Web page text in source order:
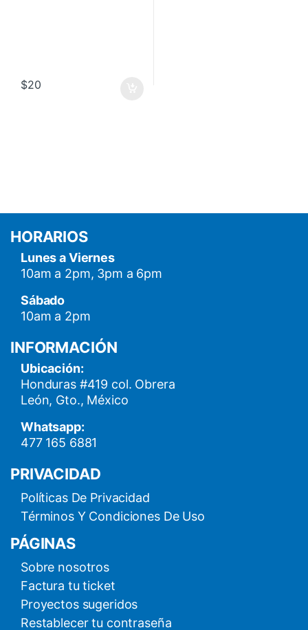
$20
HORARIOS
Lunes a Viernes
10am a 2pm, 3pm a 6pm
Sábado
10am a 2pm
INFORMACIÓN
Ubicación:
Honduras #419 col. Obrera
León, Gto., México
Whatsapp:
477 165 6881
PRIVACIDAD
Políticas De Privacidad
Términos Y Condiciones De Uso
PÁGINAS
Sobre nosotros
Factura tu ticket
Proyectos sugeridos
Restablecer tu contraseña